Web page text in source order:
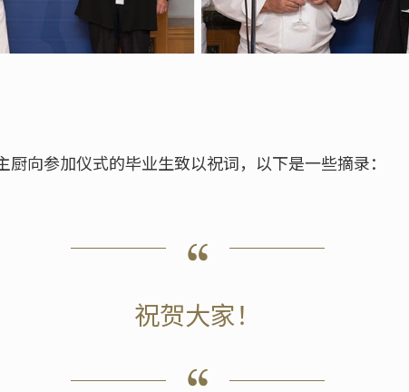
向参加仪式的毕业生致以祝词，以下是一些摘录：
祝贺大家！